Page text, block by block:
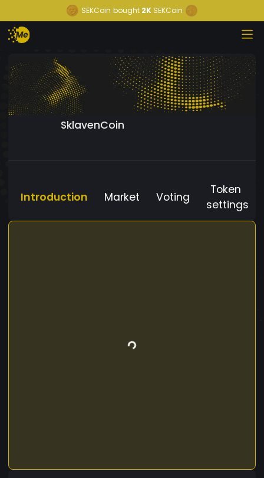
SEKCoin bought 2K SEKCoin
SklavenCoin
Introduction Market Voting
Token
settings